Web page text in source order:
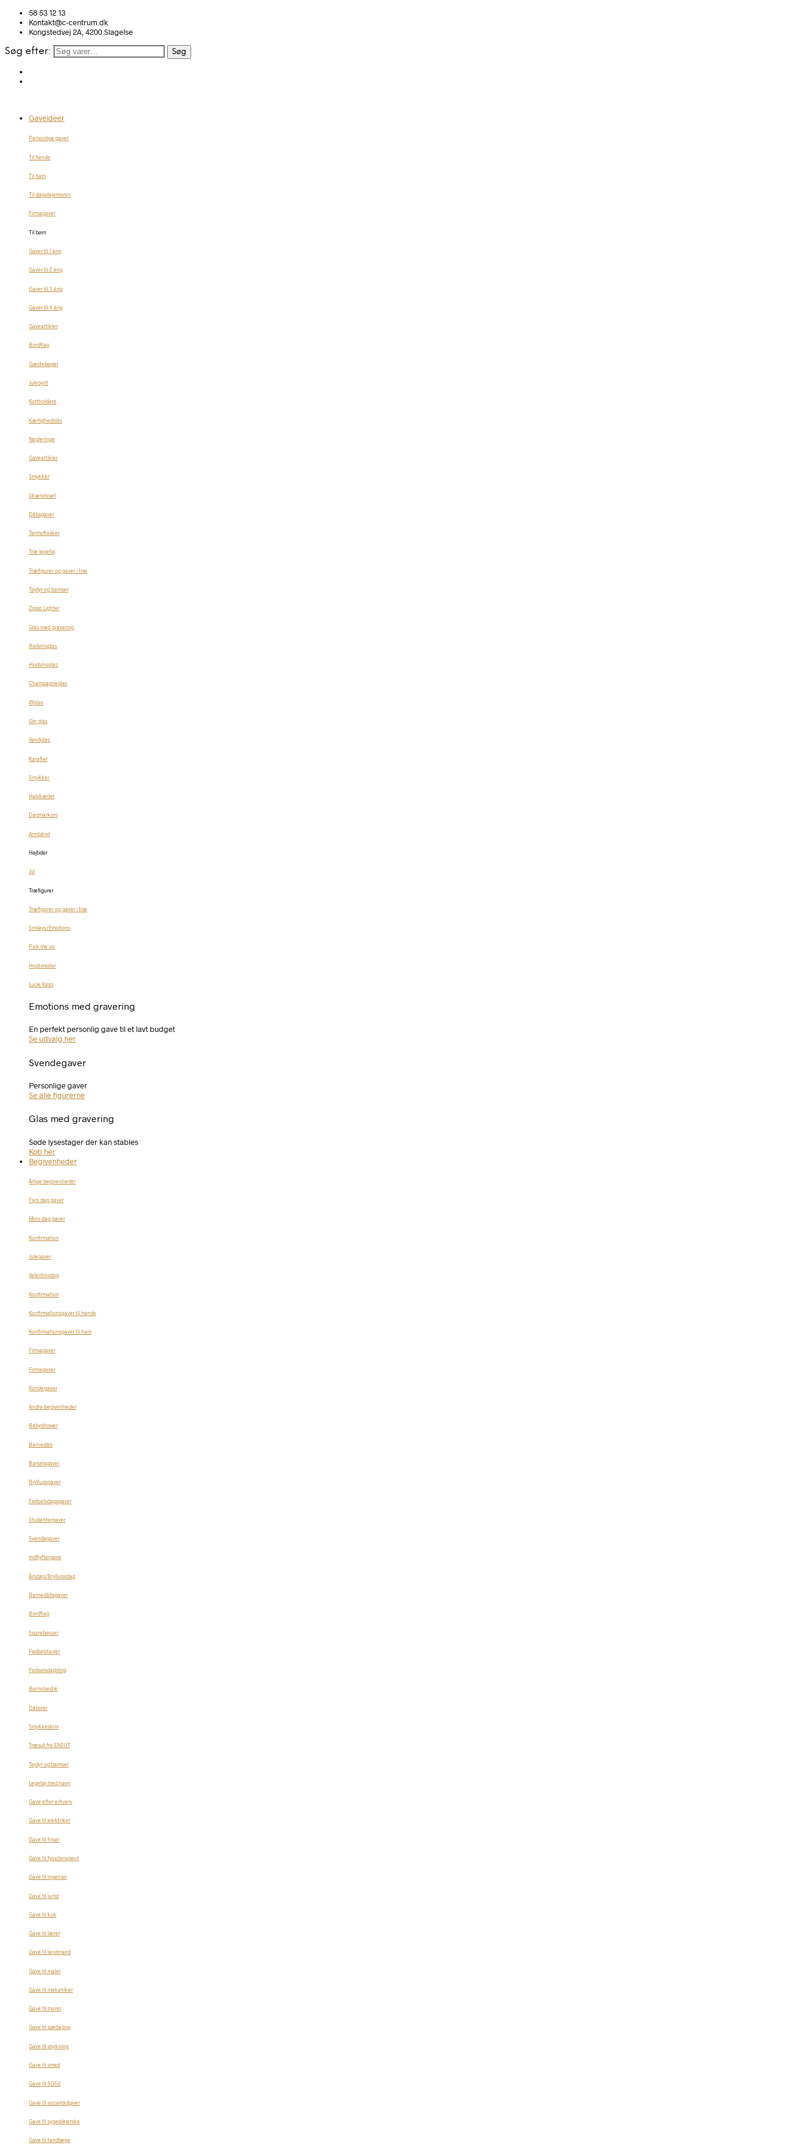
58 53 12 13
Kontakt@c-centrum.dk
Kongstedvej 2A, 4200 Slagelse
Søg efter: Søg
Gaveideer
Personlige gaver
Til hende
Til ham
Til dagplejemoren
Firmagaver
Til børn
Gaver til 1 årig
Gaver til 2 årig
Gaver til 3 årig
Gaver til 4 årig
Gaveartikler
Bordflag
Gæstebøger
Julepynt
Kortholdere
Kærlighedslås
Nøgleringe
Gaveartikler
Smykker
Skærebræt
Dåbsgaver
Termoflasker
Træ legetøj
Træfigurer og gaver i træ
Tøjdyr og bamser
Zippo Lighter
Glas med gravering
Rødvinsglas
Hvidvinsglas
Champagneglas
Ølglas
Gin glas
Vandglas
Karafler
Smykker
Halskæder
Dagmarkors
Armbånd
Højtider
Jul
Træfigurer
Træfigurer og gaver i træ
Smileys/Emotions
Pick me up
Hoptimister
Lucie Kaas
Emotions med gravering
En perfekt personlig gave til et lavt budget
Se udvalg her
Svendegaver
Personlige gaver
Se alle figurerne
Glas med gravering
Søde lysestager der kan stables
Køb her
Begivenheder
Årlige begivenheder
Fars dag gaver
Mors dag gaver
Konfirmation
Julegaver
Valentinsdag
Konfirmation
Konfirmationsgaver til hende
Konfirmationsgaver til ham
Firmagaver
Firmagaver
Kundegaver
Andre begivenheder
Babyshower
Barnedåb
Barselsgaver
Bryllupsgaver
Fødselsdagsgaver
Studentergaver
Svendegaver
Indflyttergave
Årsdag/Bryllupsdag
Barnedåbsgaver
Bordflag
Sparebøsser
Fødselstavler
Fødselsdagstog
Børnebestik
Dåbsrør
Smykkeskrin
Træsut fra ENSUT
Tøjdyr og bamser
Legetøj med navn
Gave efter erhverv
Gave til elektriker
Gave til frisør
Gave til fysioterapeut
Gave til ingeniør
Gave til jurist
Gave til kok
Gave til lærer
Gave til landmand
Gave til maler
Gave til mekaniker
Gave til murer
Gave til pædagog
Gave til psykolog
Gave til smed
Gave til SOSU
Gave til socialrådgiver
Gave til sygeplejerske
Gave til tandlæge